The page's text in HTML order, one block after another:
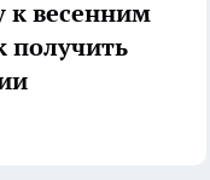
к весенним
получить